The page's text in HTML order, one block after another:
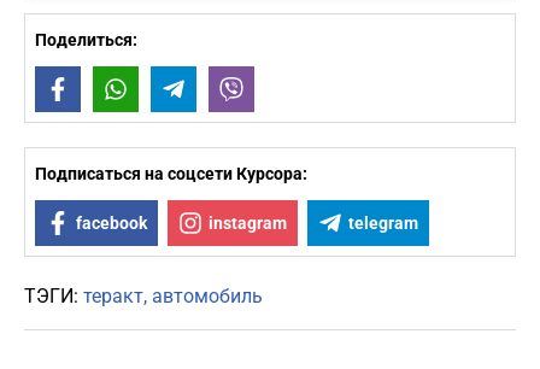
Поделиться:
FacebookWhatsAppTelegram
Подписаться на соцсети Курсора:
facebook instagram telegram
ТЭГИ: теракт автомобиль